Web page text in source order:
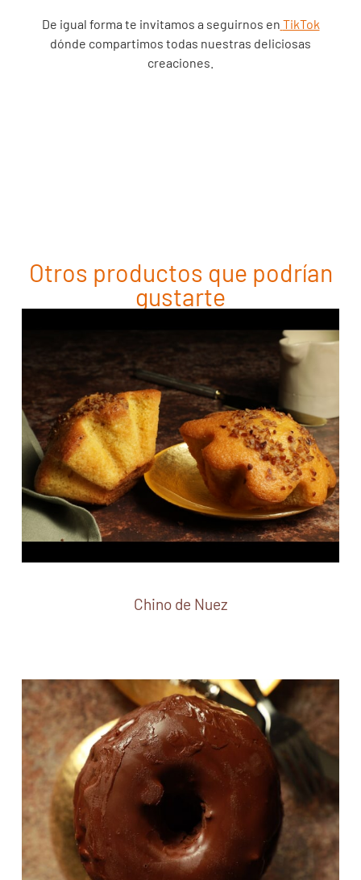
De igual forma te invitamos a seguirnos en TikTok
dónde compartimos todas nuestras deliciosas
creaciones.
Otros productos que podrían
gustarte
Chino de Nuez